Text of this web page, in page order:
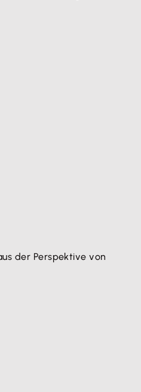
der Perspektive von